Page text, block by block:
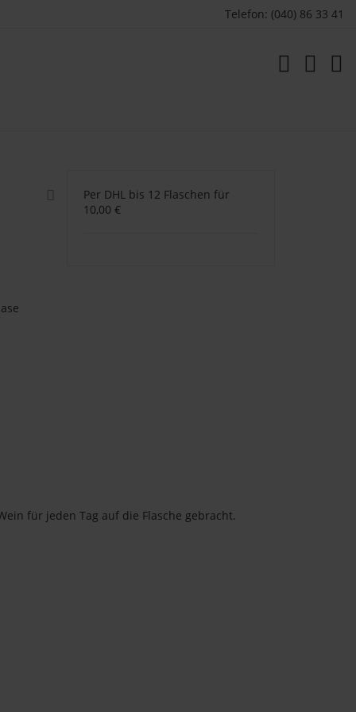
Telefon: (040) 86 33 41
Per DHL bis 12 Flaschen für
10,00 €
für jeden Tag auf die Flasche gebracht.